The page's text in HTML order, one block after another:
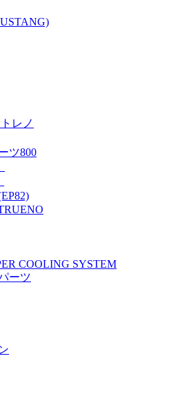
レノ
ツ800
COOLING SYSTEM
ーツ